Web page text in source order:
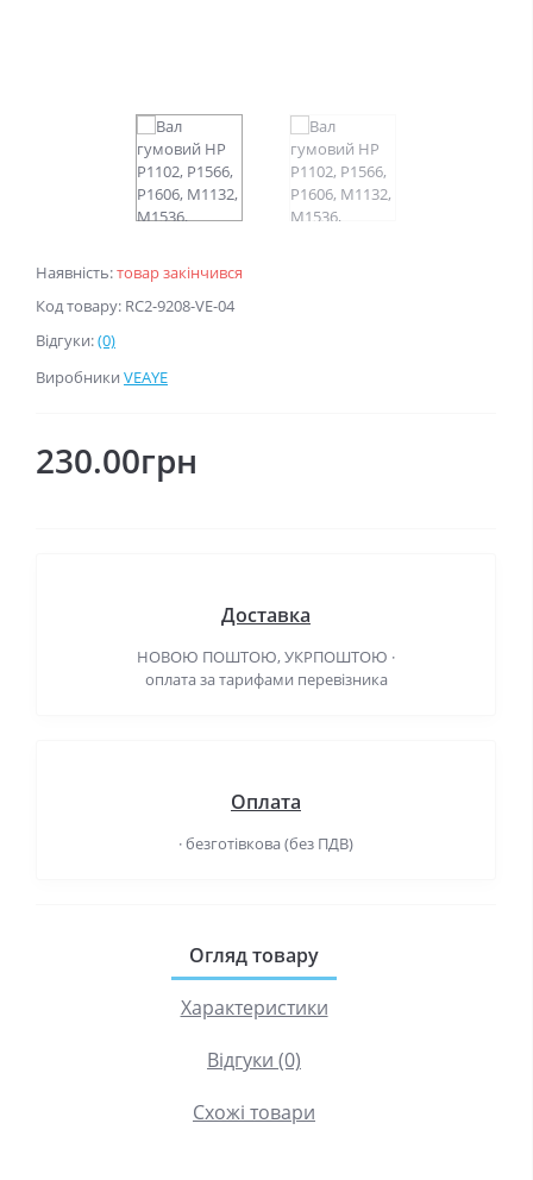
Наявність:товар закінчився
Код товару: RC2-9208-VE-04
Відгуки:(0)
Виробники VEAYE
230.00грн
Доставка
НОВОЮ ПОШТОЮ, УКРПОШТОЮ ·
оплата за тарифами перевізника
Оплата
· безготівкова (без ПДВ)
Огляд товару
Характеристики
Відгуки (0)
Схожі товари